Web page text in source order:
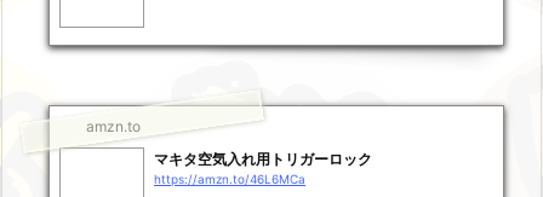
amzn.to
マキタ空気入れ用トリガーロック
https://amzn.to/46L6MCa